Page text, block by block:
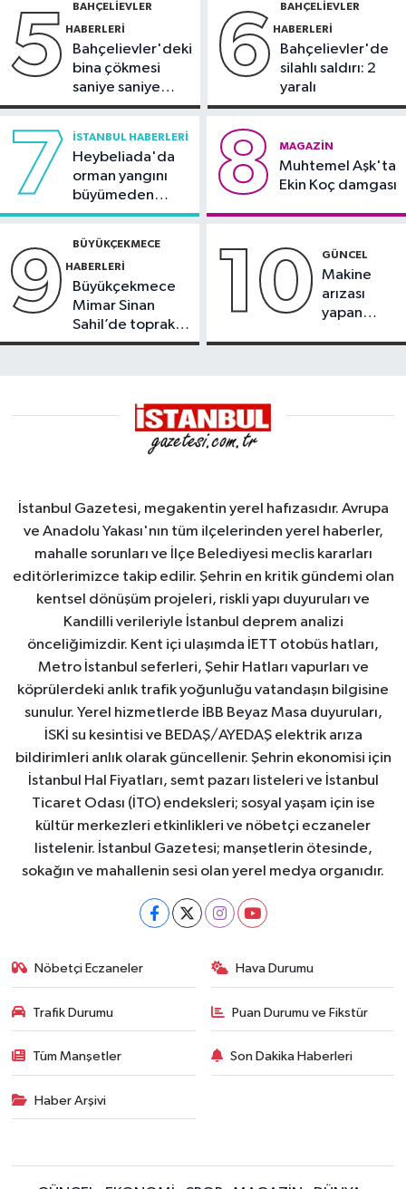
Şirin gözaltına alındı
5 BAHÇELIEVLER
HABERLERI
Bahçelievler'deki
bina çökmesi
saniye saniye
görüntülendi
6 BAHÇELIEVLER
HABERLERI
Bahçelievler'de
silahlı saldırı: 2
yaralı
7 İSTANBUL HABERLERI
Heybeliada'da
orman yangını
büyümeden
söndürüldü
8 MAGAZIN
Muhtemel Aşk'ta
Ekin Koç damgası
9 BÜYÜKÇEKMECE
HABERLERI
Büyükçekmece
Mimar Sinan
Sahil’de toprak
kayması
10 GÜNCEL
Makine
arızası
yapan
İstanbul Gazetesi, megakentin yerel hafızasıdır. Avrupa
ve Anadolu Yakası'nın tüm ilçelerinden yerel haberler,
mahalle sorunları ve İlçe Belediyesi meclis kararları
editörlerimizce takip edilir. Şehrin en kritik gündemi olan
kentsel dönüşüm projeleri, riskli yapı duyuruları ve
Kandilli verileriyle İstanbul deprem analizi
önceliğimizdir. Kent içi ulaşımda İETT otobüs hatları,
Metro İstanbul seferleri, Şehir Hatları vapurları ve
köprülerdeki anlık trafik yoğunluğu vatandaşın bilgisine
sunulur. Yerel hizmetlerde İBB Beyaz Masa duyuruları,
İSKİ su kesintisi ve BEDAŞ/AYEDAŞ elektrik arıza
bildirimleri anlık olarak güncellenir. Şehrin ekonomisi için
İstanbul Hal Fiyatları, semt pazarı listeleri ve İstanbul
Ticaret Odası (İTO) endeksleri; sosyal yaşam için ise
kültür merkezleri etkinlikleri ve nöbetçi eczaneler
listelenir. İstanbul Gazetesi; manşetlerin ötesinde,
sokağın ve mahallenin sesi olan yerel medya organıdır.
Nöbetçi Eczaneler Hava Durumu
Trafik Durumu Puan Durumu ve Fikstür
Tüm Manşetler Son Dakika Haberleri
Haber Arşivi